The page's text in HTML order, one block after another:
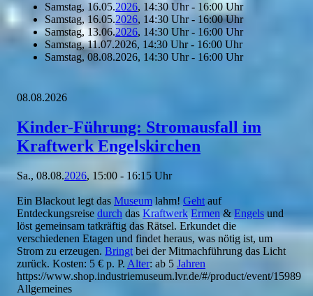
Samstag, 16.05.2026, 14:30 Uhr - 16:00 Uhr
Samstag, 16.05.2026, 14:30 Uhr - 16:00 Uhr
Samstag, 13.06.2026, 14:30 Uhr - 16:00 Uhr
Samstag, 11.07.2026, 14:30 Uhr - 16:00 Uhr
Samstag, 08.08.2026, 14:30 Uhr - 16:00 Uhr
08.08.2026
Kinder-Führung: Stromausfall im
Kraftwerk Engelskirchen
Sa., 08.08.2026, 15:00 - 16:15 Uhr
Ein Blackout legt das Museum lahm! Geht auf
Entdeckungsreise durch das Kraftwerk Ermen & Engels und
löst gemeinsam tatkräftig das Rätsel. Erkundet die
verschiedenen Etagen und findet heraus, was nötig ist, um
Strom zu erzeugen. Bringt bei der Mitmachführung das Licht
zurück. Kosten: 5 € p. P. Alter: ab 5 Jahren
https://www.shop.industriemuseum.lvr.de/#/product/event/15989
Allgemeines